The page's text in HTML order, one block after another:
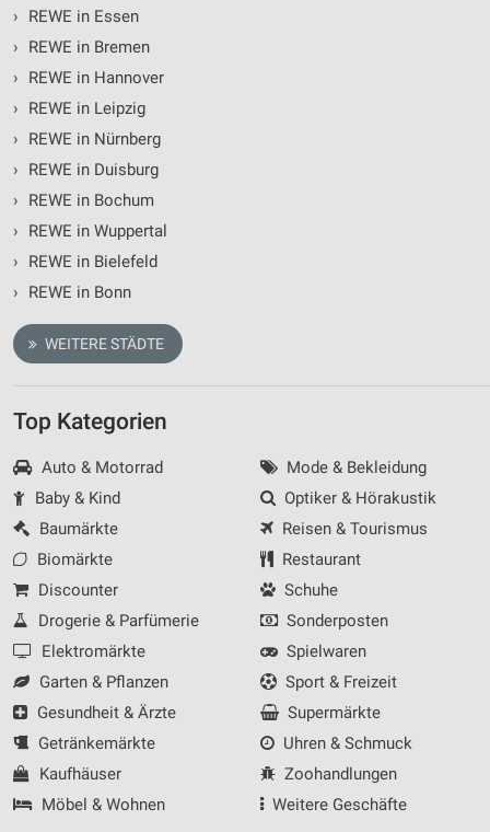
›
REWE in Essen
›
REWE in Bremen
›
REWE in Hannover
›
REWE in Leipzig
›
REWE in Nürnberg
›
REWE in Duisburg
›
REWE in Bochum
›
REWE in Wuppertal
›
REWE in Bielefeld
›
REWE in Bonn
WEITERE STÄDTE
Top Kategorien
Auto & Motorrad
Baby & Kind
Baumärkte
Biomärkte
Discounter
Drogerie & Parfümerie
Elektromärkte
Garten & Pflanzen
Gesundheit & Ärzte
Getränkemärkte
Kaufhäuser
Möbel & Wohnen
Mode & Bekleidung
Optiker & Hörakustik
Reisen & Tourismus
Restaurant
Schuhe
Sonderposten
Spielwaren
Sport & Freizeit
Supermärkte
Uhren & Schmuck
Zoohandlungen
Weitere Geschäfte